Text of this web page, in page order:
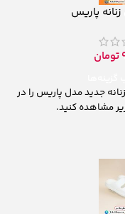
پاریس
تومان
جدید مدل پاریس را در
مشاهده کنید.